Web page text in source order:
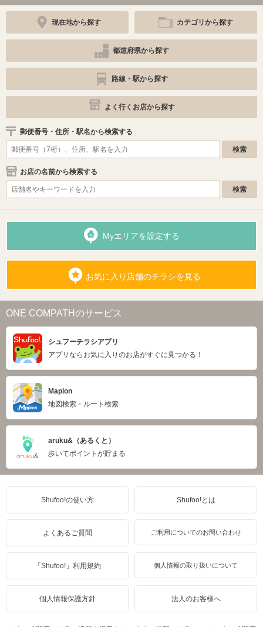
現在地から探す カテゴリから探す
都道府県から探す
路線・駅から探す
よく行くお店から探す
郵便番号・住所・駅名から検索する
お店の名前から検索する
Myエリアを設定する
お気に入り店舗のチラシを見る
ONE COMPATHのサービス
シュフーチラシアプリ
アプリならお気に入りのお店がすぐに見つかる！
Mapion
地図検索・ルート検索
aruku&（あるくと）
歩いてポイントが貯まる
Shufoo!の使い方 Shufoo!とは
よくあるご質問 ご利用についてのお問い合わせ
「Shufoo!」利用規約 個人情報の取り扱いについて
個人情報保護方針 法人のお客様へ